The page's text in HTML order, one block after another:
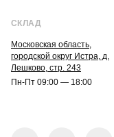
СКЛАД
Московская область,
городской округ Истра, д.
Лешково, стр. 243
Пн-Пт 09:00 — 18:00